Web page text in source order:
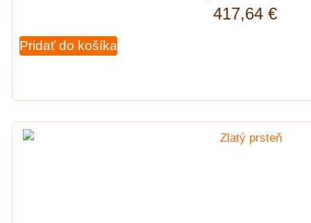
417,64 €
Pridať do košíka